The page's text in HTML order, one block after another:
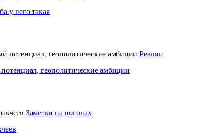
у него такая
Реалии
геополитические амбиции
Заметки на погонах